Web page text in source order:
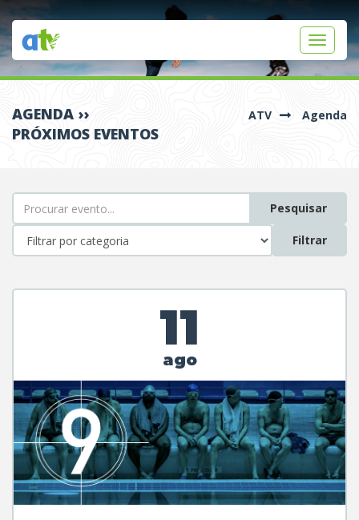
Toggle
AGENDA ››
PRÓXIMOS EVENTOS
ATV Agenda
Pesquisar
Filtrar
11
ago